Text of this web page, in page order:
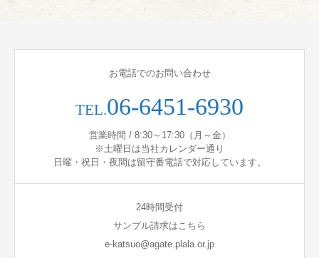
お電話でのお問い合わせ
TEL.06-6451-6930
営業時間 / 8:30～17:30（月～金）
※土曜日は当社カレンダー通り
日曜・祝日・夜間は留守番電話で対応しています。
24時間受付
サンプル請求はこちら
e-katsuo@agate.plala.or.jp